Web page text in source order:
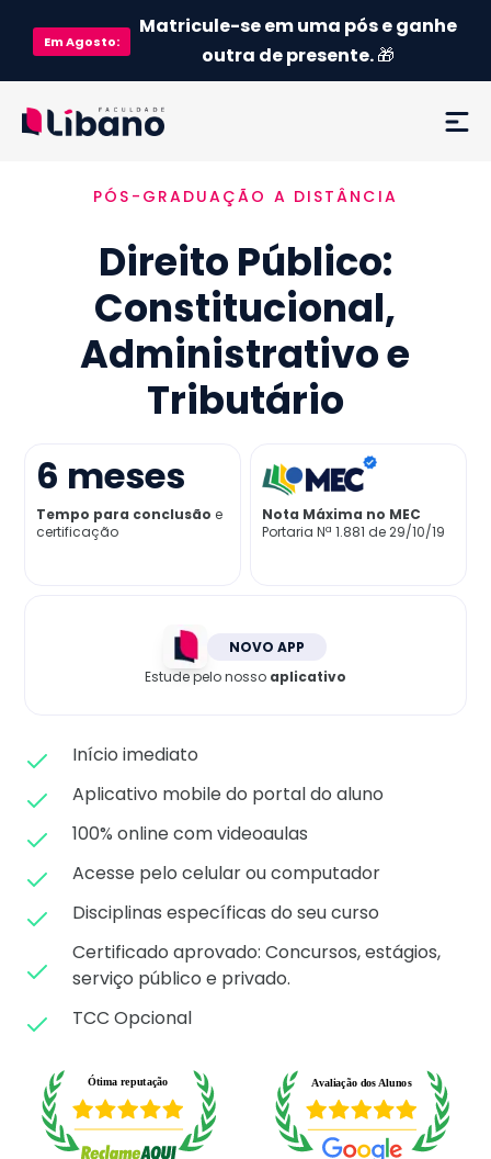
EmAgosto:
Matricule-se em uma pós e ganhe
outra de presente.🎁
Ementa
Como funciona
Credenciamento MEC
Matricule-se
PÓS-GRADUAÇÃO A DISTÂNCIA
Direito Público:
Constitucional,
Administrativo e
Tributário
6 meses
Tempo para conclusão e
certificação
Nota Máxima no MEC
Portaria Nª 1.881 de 29/10/19
NOVO APP
Estude pelo nosso aplicativo
Início imediato
Aplicativo mobile do portal do aluno
100% online com videoaulas
Acesse pelo celular ou computador
Disciplinas específicas do seu curso
Certificado aprovado: Concursos, estágios,
serviço público e privado.
TCC Opcional